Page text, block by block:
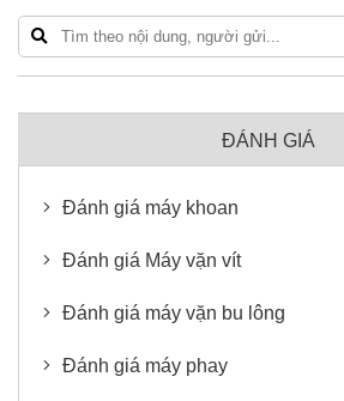
ĐÁNH GIÁ
Đánh giá máy khoan
Đánh giá Máy vặn vít
Đánh giá máy vặn bu lông
Đánh giá máy phay